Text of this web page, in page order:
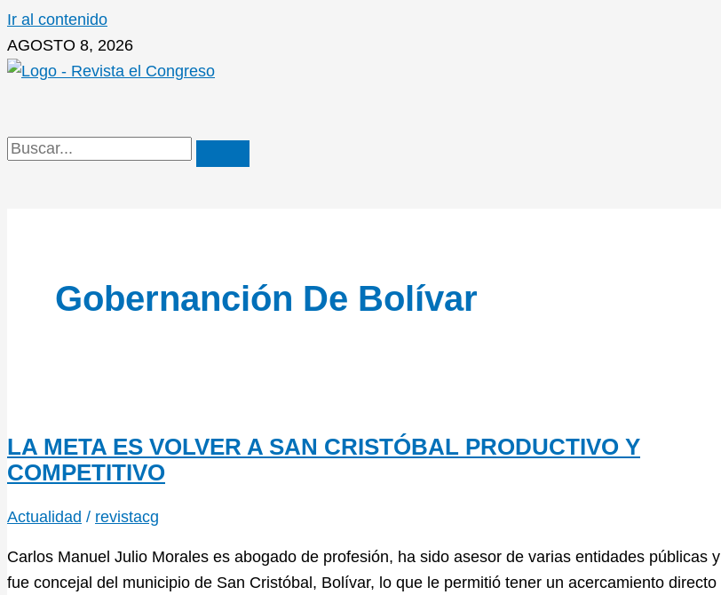
Ir al contenido
AGOSTO 8, 2026
Gobernanción De Bolívar
LA META ES VOLVER A SAN CRISTÓBAL PRODUCTIVO Y
COMPETITIVO
Actualidad / revistacg
Carlos Manuel Julio Morales es abogado de profesión, ha sido asesor de varias entidades públicas y
fue concejal del municipio de San Cristóbal, Bolívar, lo que le permitió tener un acercamiento directo